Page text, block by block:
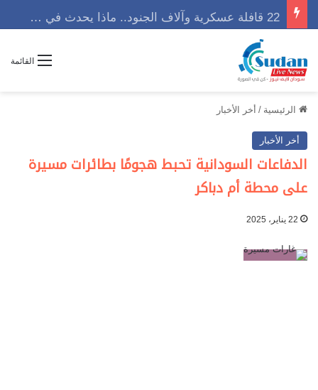
القائمة
الرئيسية / أخر الأخبار
أخر الأخبار
الدفاعات السودانية تحبط هجومًا بطائرات مسيرة
على محطة أم دباكر
22 يناير، 2025